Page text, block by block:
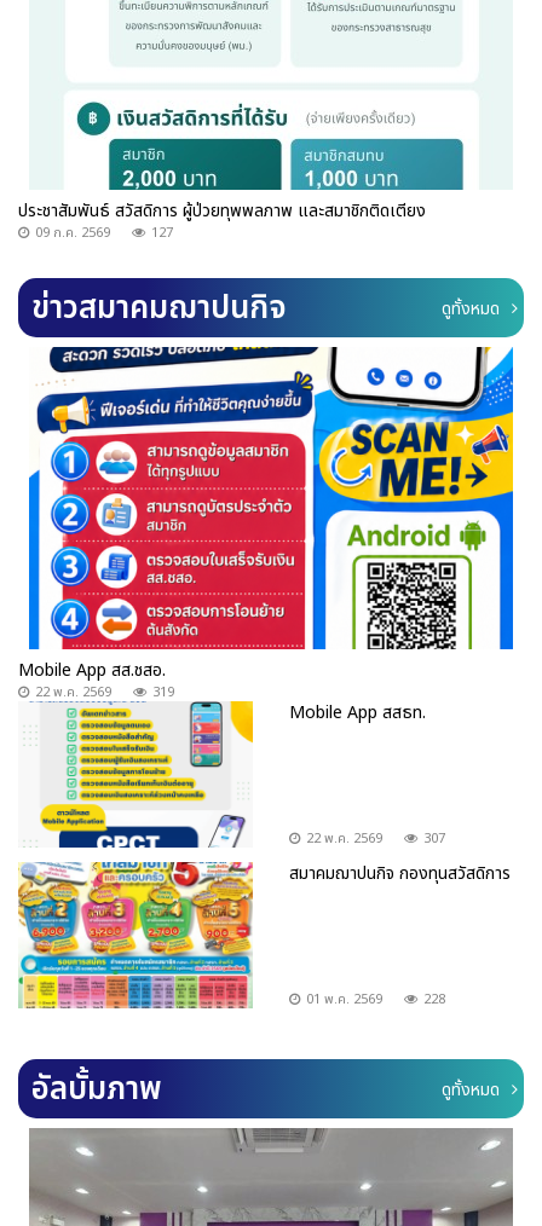
ประชาสัมพันธ์ สวัสดิการ ผู้ป่วยทุพพลภาพ และสมาชิกติดเตียง
09 ก.ค. 2569 127
ข่าวสมาคมฌาปนกิจ ดูทั้งหมด
Mobile App สส.ชสอ.
22 พ.ค. 2569 319
Mobile App สสธท.
22 พ.ค. 2569 307
สมาคมฌาปนกิจ กองทุนสวัสดิการ
01 พ.ค. 2569 228
อัลบั้มภาพ ดูทั้งหมด